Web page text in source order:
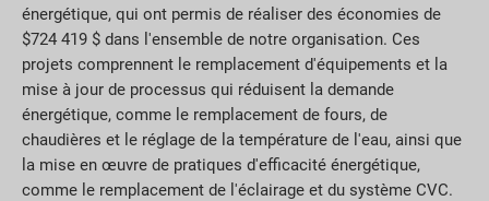
énergétique, qui ont permis de réaliser des économies de
$724 419 $ dans l'ensemble de notre organisation. Ces
projets comprennent le remplacement d'équipements et la
mise à jour de processus qui réduisent la demande
énergétique, comme le remplacement de fours, de
chaudières et le réglage de la température de l'eau, ainsi que
la mise en œuvre de pratiques d'efficacité énergétique,
comme le remplacement de l'éclairage et du système CVC.